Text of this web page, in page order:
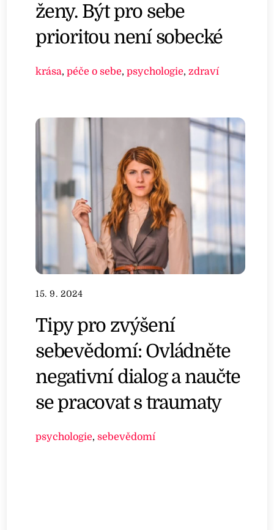
ženy. Být pro sebe
prioritou není sobecké
krása,péče o sebe,psychologie,zdraví
15. 9. 2024
Tipy pro zvýšení
sebevědomí: Ovládněte
negativní dialog a naučte
se pracovat s traumaty
psychologie,sebevědomí